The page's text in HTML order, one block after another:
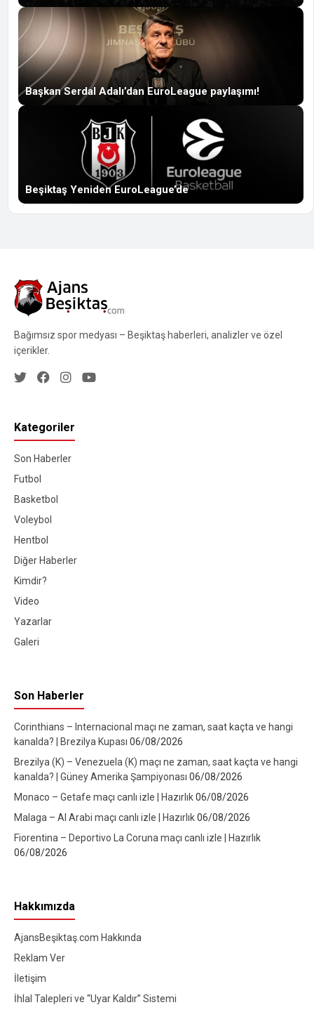
Başkan Serdal Adalı’dan EuroLeague paylaşımı!
Beşiktaş Yeniden EuroLeague’de
Bağımsız spor medyası – Beşiktaş haberleri, analizler ve özel
içerikler.
Kategoriler
Son Haberler
Futbol
Basketbol
Voleybol
Hentbol
Diğer Haberler
Kimdir?
Video
Yazarlar
Galeri
Son Haberler
Corinthians – Internacional maçı ne zaman, saat kaçta ve hangi
kanalda? | Brezilya Kupası 06/08/2026
Brezilya (K) – Venezuela (K) maçı ne zaman, saat kaçta ve hangi
kanalda? | Güney Amerika Şampiyonası 06/08/2026
Monaco – Getafe maçı canlı izle | Hazırlık06/08/2026
Malaga – Al Arabi maçı canlı izle | Hazırlık06/08/2026
Fiorentina – Deportivo La Coruna maçı canlı izle | Hazırlık
06/08/2026
Hakkımızda
AjansBeşiktaş.com Hakkında
Reklam Ver
İletişim
İhlal Talepleri ve “Uyar Kaldır” Sistemi